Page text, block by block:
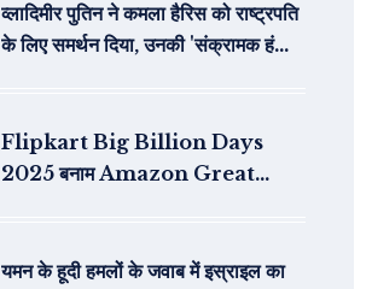
व्लादिमीर पुतिन ने कमला हैरिस को राष्ट्रपति
के लिए समर्थन दिया, उनकी 'संक्रामक हंसी'
Flipkart Big Billion Days
2025 बनाम Amazon Great
यमन के हूदी हमलों के जवाब में इस्राइल का